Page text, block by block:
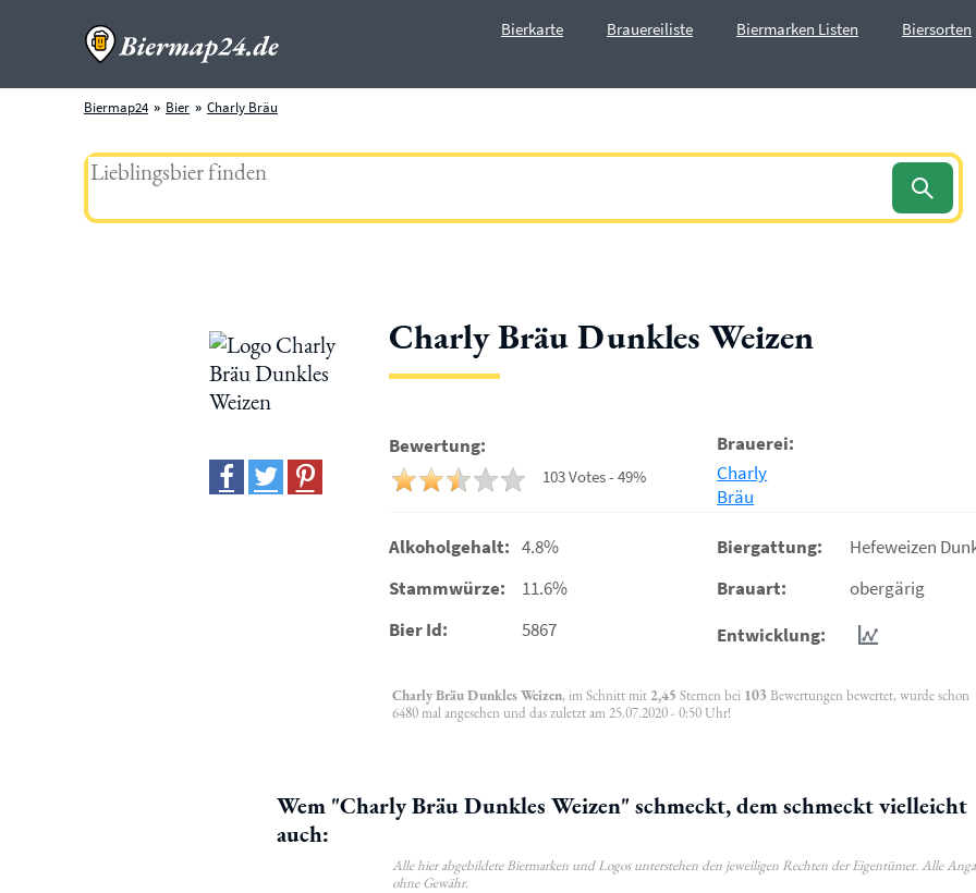
Bierkarte Brauereiliste Biermarken Listen Biersorten
Biermap24 Bier Charly Bräu
Charly Bräu Dunkles Weizen
Bewertung:
103 Votes - 49%
Brauerei:
Charly
Bräu
Alkoholgehalt: 4.8%
Stammwürze:
11.6%
Bier Id:
5867
Biergattung:
Hefeweizen
Brauart:
obergärig
Entwicklung:
Charly Bräu Dunkles Weizen, im Schnitt mit 2,45 Sternen bei 103 Bewertungen bewertet, wurde schon
6480 mal angesehen und das zuletzt am 25.07.2020 - 0:50 Uhr!
Wem "Charly Bräu Dunkles Weizen" schmeckt, dem schmeckt vielleicht
auch:
Alle hier abgebildete Biermarken und Logos unterstehen den jeweiligen Rechten der Eigentümer. Alle
ohne Gewähr.